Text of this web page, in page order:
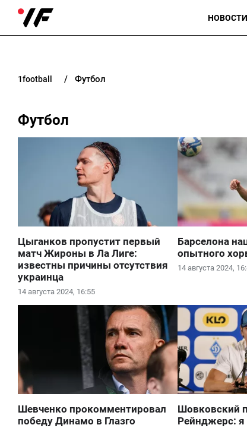
НОВОСТИ
1football Футбол
Футбол
14 августа 2024, 16:55
Цыганков пропустит первый
матч Жироны в Ла Лиге:
известны причины отсутствия
украинца
14 августа 2024,
Барселона
опытного
Шевченко прокомментировал
победу Динамо в Глазго
Шовковский
Рейнджерс: я